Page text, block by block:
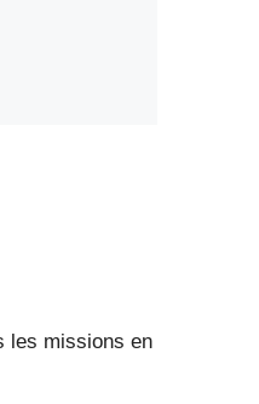
les missions en